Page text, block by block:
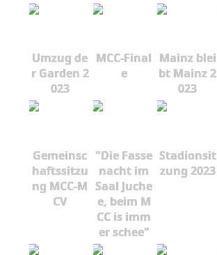
Umzug de
r Garden 2
023
MCC-Final
e
Mainz blei
bt Mainz 2
023
Gemeinsc
haftssitzu
ng MCC-M
CV
"Die Fasse
nacht im
Saal Juche
e, beim M
CC is imm
er schee"
Stadionsit
zung 2023